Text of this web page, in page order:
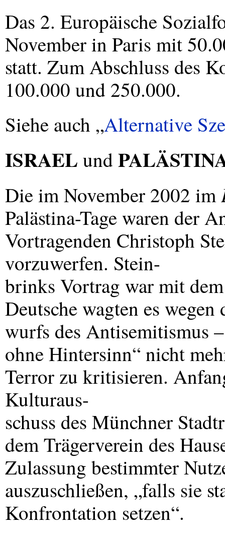
Das 2. Europäische
November in Paris mit
statt. Zum Abschluss des
100.000 und 250.000.
Siehe auch „Alternative
ISRAEL und
Die im November 2002 im
Palästina-Tage waren der
Vortragenden Christoph
vorzuwerfen. Stein-
brinks Vortrag war mit
Deutsche wagten es wegen
wurfs des Antisemitismus
ohne Hintersinn“ nicht
Terror zu kritisieren.
Kulturaus-
schuss des Münchner
dem Trägerverein des
Zulassung bestimmter
auszuschließen, „falls sie
Konfrontation setzen“.